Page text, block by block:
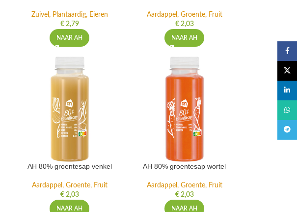
Zuivel, Plantaardig, Eieren
€2,79
NAAR AH
Aardappel, Groente, Fruit
€2,03
NAAR AH
AH 80% groentesap venkel
Aardappel, Groente, Fruit
€2,03
NAAR AH
AH 80% groentesap wortel
Aardappel, Groente, Fruit
€2,03
NAAR AH